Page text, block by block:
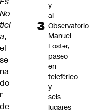
No
tici
a,
el
se
na
do
r
de
y
al
Observatorio
Manuel
Foster,
paseo
en
teleférico
y
seis
lugares